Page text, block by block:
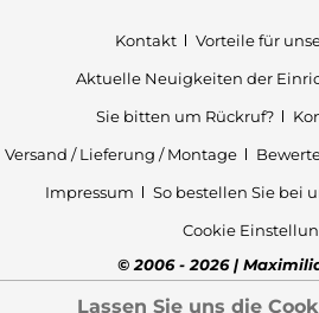
Kontakt
Vorteile für
Aktuelle Neuigkeiten der
Sie bitten um Rückruf?
Versand / Lieferung / Montage
Impressum
So bestellen Sie bei
Cookie
© 2006 - 2026 |
Lassen Sie uns die